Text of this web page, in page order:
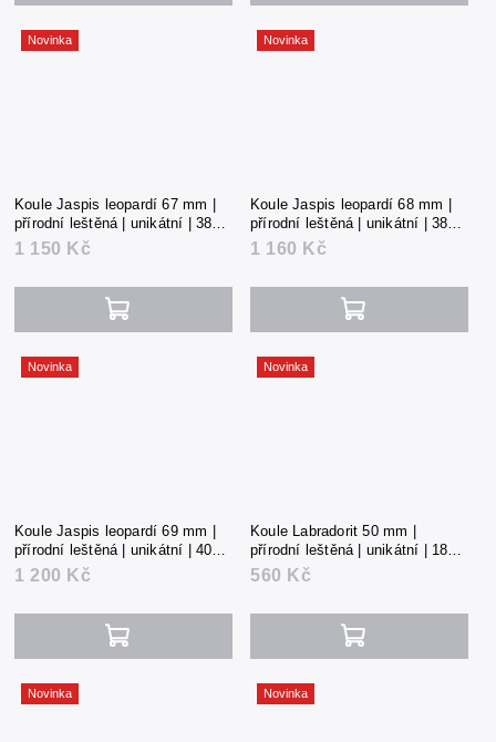
Novinka
Koule Jaspis leopardí 67 mm |
přírodní leštěná | unikátní | 383 g
| Mexiko
1 150 Kč
Novinka
Koule Jaspis leopardí 68 mm |
přírodní leštěná | unikátní | 385 g
| Mexiko
1 160 Kč
Novinka
Koule Jaspis leopardí 69 mm |
přírodní leštěná | unikátní | 400 g
| Mexiko
1 200 Kč
Novinka
Koule Labradorit 50 mm |
přírodní leštěná | unikátní | 185 g
| Madagaskar
560 Kč
Novinka Novinka